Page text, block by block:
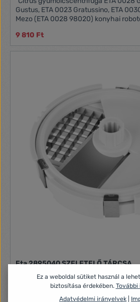
Gustus, ETA 0023 Gratussino, ETA
Mezo (ETA 0028 98020) konyhai robotokhoz *
0023), Mezo (ETA 0033) és a Meno
robotokhoz * A tartozék
különböző méretű gyümölcsökhöz * 2 db különböző méretű
facsarókúp * Rozsdamentes acélszita *
használat * Fedél a higiénikus záráshoz * Egyszerű
működtetés * Praktikus és hatékony
higiénikus tisztítás * Mosogatógépben
alkatrészek"
9 810 Ft
Eta 2895040 SZELETELŐ TÁRCSA
Kockavágó tartozék ETA 0028 Gratus,
0023 Gratussino, ETA 0030 Meno, ETA
robotokhoz és ETA x075 (ETA 0028
Ez a weboldal sütiket használ a
biztosítása érdekében. További
Adatvédelmi irányelvek